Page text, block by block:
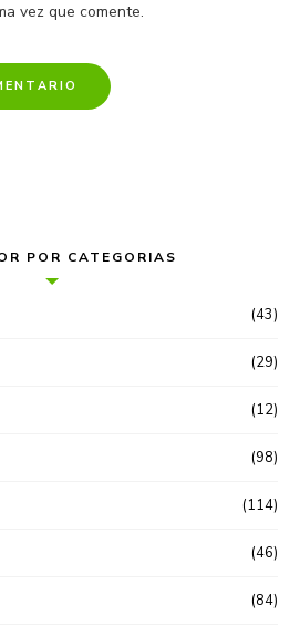
vez que comente.
POR CATEGORIAS
(43)
(29)
(12)
(98)
(114)
(46)
(84)